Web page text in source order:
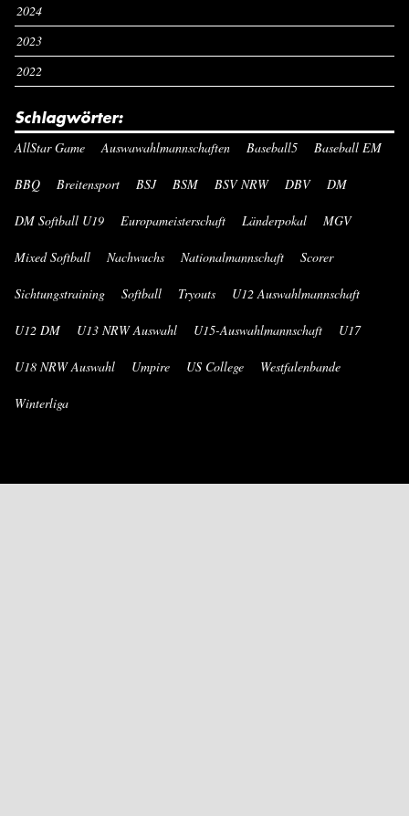
2024
2023
2022
Schlagwörter:
AllStar Game Auswawahlmannschaften Baseball5 Baseball EM
BBQ Breitensport BSJ BSM BSV NRW DBV DM
DM Softball U19 Europameisterschaft Länderpokal MGV
Mixed Softball Nachwuchs Nationalmannschaft Scorer
Sichtungstraining Softball Tryouts U12 Auswahlmannschaft
U12 DM U13 NRW Auswahl U15-Auswahlmannschaft U17
U18 NRW Auswahl Umpire US College Westfalenbande
Winterliga